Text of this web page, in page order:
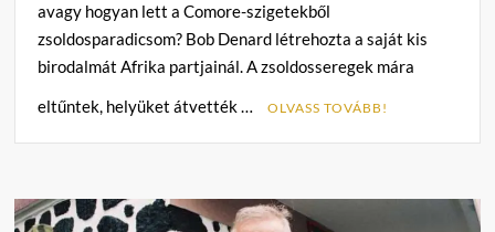
avagy hogyan lett a Comore-szigetekből
zsoldosparadicsom? Bob Denard létrehozta a saját kis
birodalmát Afrika partjainál. A zsoldosseregek mára
eltűntek, helyüket átvették …
OLVASS TOVÁBB!
m